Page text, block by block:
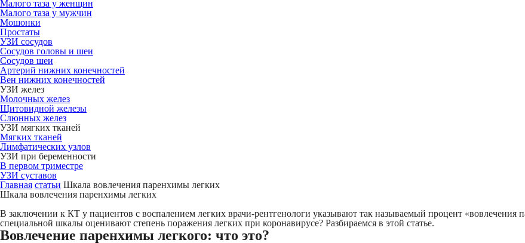
Малого таза у женщин
Малого таза у мужчин
Мошонки
Простаты
УЗИ сосудов
Сосудов головы и шеи
Сосудов шеи
Артерий нижних конечностей
Вен нижних конечностей
УЗИ желез
Молочных желез
Щитовидной железы
Слюнных желез
УЗИ мягких тканей
Мягких тканей
Лимфатических узлов
УЗИ при беременности
В первом триместре
УЗИ суставов
Главная статьи Шкала вовлечения паренхимы легких
Шкала вовлечения паренхимы легких
В заключении к КТ у пациентов с воспалением легких врачи-рентгенологи указывают так называемый процент
специальной шкалы оценивают степень поражения легких при коронавирусе? Разбираемся в этой статье.
Вовлечение паренхимы легкого: что это?